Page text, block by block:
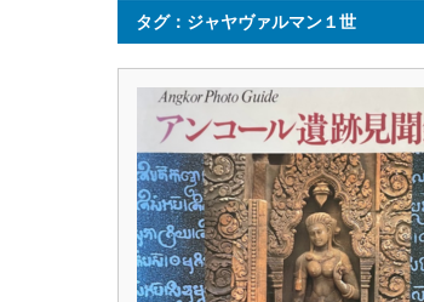
タグ：ジャヤヴァルマン１世